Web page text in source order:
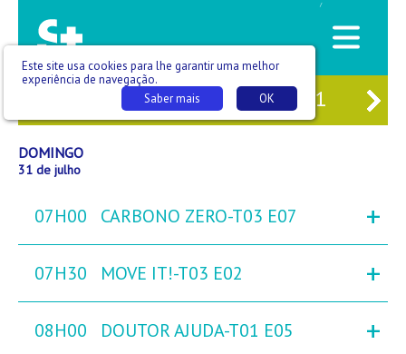
/
DOM 31 SEG 01 TER
DOMINGO
31 de julho
07H00 CARBONO ZERO-T03 E07 +
07H30 MOVE IT!-T03 E02 +
08H00 DOUTOR AJUDA-T01 E05 +
Este site usa cookies para lhe garantir uma melhor
experiência de navegação.
OK
Saber mais